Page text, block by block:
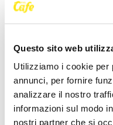
Questo sito web
Utilizziamo i cookie per
annunci, per fornire
analizzare il nostro
informazioni sul modo
nostri partner che si
Trieste si sveglia a ritmo
musica: domenica torna il
Morning Club in piazza [...]